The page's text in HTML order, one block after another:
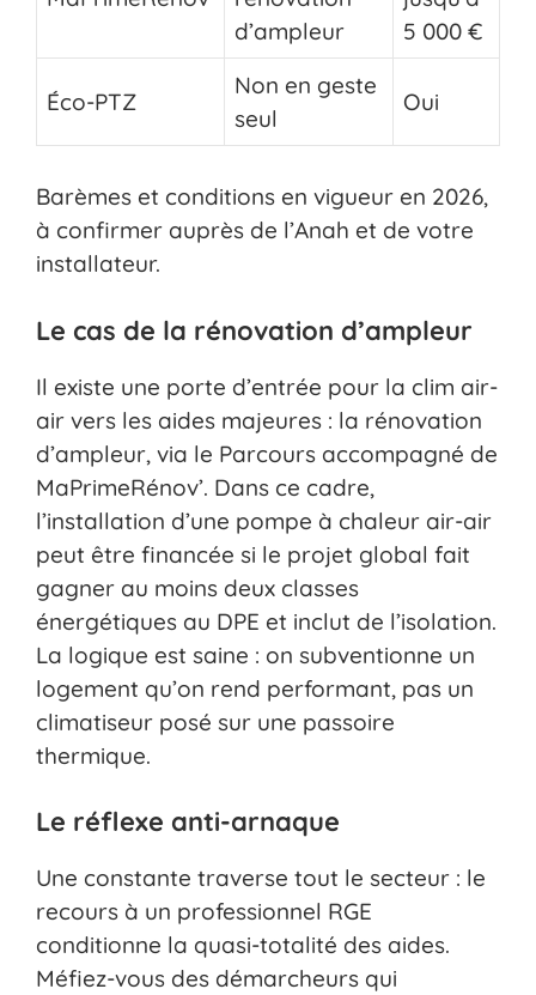
d’ampleur
5 000 €
Éco-PTZ
Non en geste
seul
Oui
Barèmes et conditions en vigueur en 2026,
à confirmer auprès de l’Anah et de votre
installateur.
Le cas de la rénovation d’ampleur
Il existe une porte d’entrée pour la clim air-
air vers les aides majeures : la rénovation
d’ampleur, via le Parcours accompagné de
MaPrimeRénov’. Dans ce cadre,
l’installation d’une pompe à chaleur air-air
peut être financée si le projet global fait
gagner au moins deux classes
énergétiques au DPE et inclut de l’isolation.
La logique est saine : on subventionne un
logement qu’on rend performant, pas un
climatiseur posé sur une passoire
thermique.
Le réflexe anti-arnaque
Une constante traverse tout le secteur : le
recours à un professionnel RGE
conditionne la quasi-totalité des aides.
Méfiez-vous des démarcheurs qui